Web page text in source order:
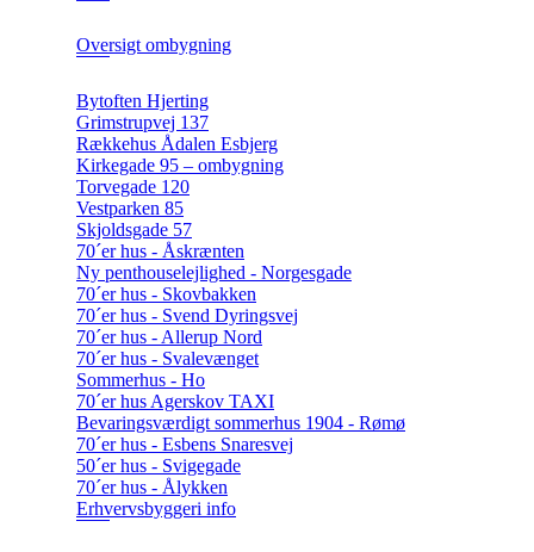
Oversigt ombygning
Bytoften Hjerting
Grimstrupvej 137
Rækkehus Ådalen Esbjerg
Kirkegade 95 – ombygning
Torvegade 120
Vestparken 85
Skjoldsgade 57
70´er hus - Åskrænten
Ny penthouselejlighed - Norgesgade
70´er hus - Skovbakken
70´er hus - Svend Dyringsvej
70´er hus - Allerup Nord
70´er hus - Svalevænget
Sommerhus - Ho
70´er hus Agerskov TAXI
Bevaringsværdigt sommerhus 1904 - Rømø
70´er hus - Esbens Snaresvej
50´er hus - Svigegade
70´er hus - Ålykken
Erhvervsbyggeri info